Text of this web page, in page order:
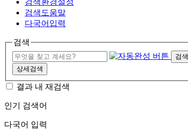
검색도움말
다국어입력
검색
검색
상세검색
결과 내 재검색
인기 검색어
다국어 입력